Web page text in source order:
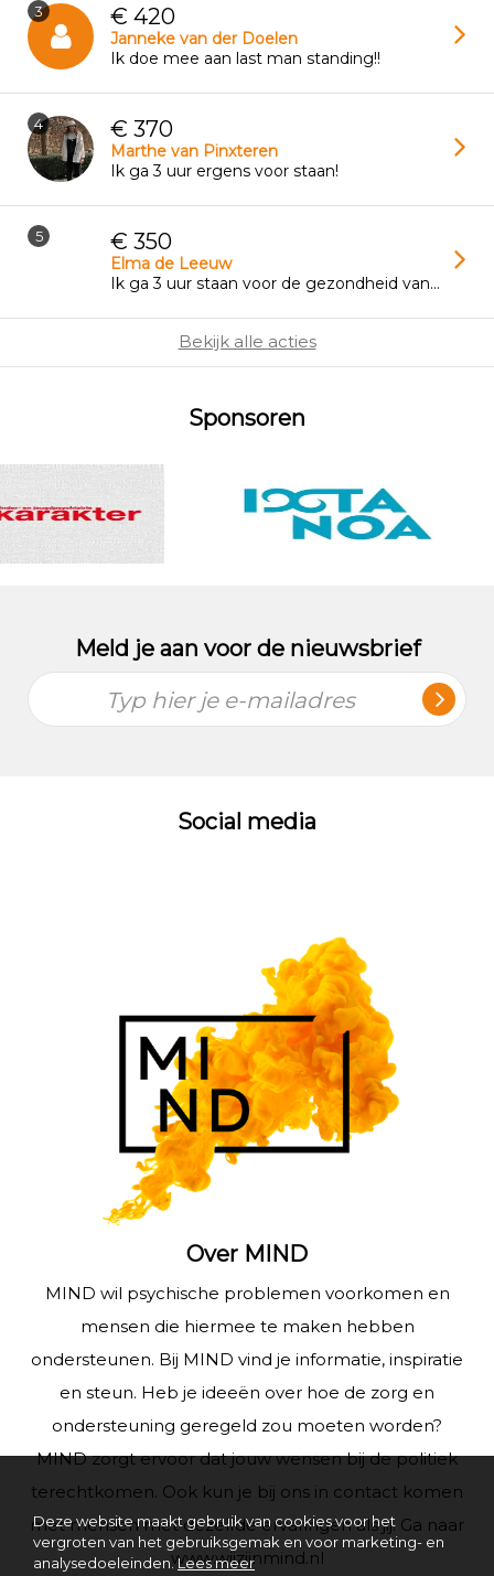
3 € 420
Janneke van der Doelen
Ik doe mee aan last man standing!!
4 € 370
Marthe van Pinxteren
Ik ga 3 uur ergens voor staan!
5 € 350
Elma de Leeuw
Ik ga 3 uur staan voor de gezondheid van
Bekijk alle acties
Sponsoren
Meld je aan voor de nieuwsbrief
Typ hier je e-mailadres
Social media
Over MIND
MIND wil psychische problemen voorkomen en
mensen die hiermee te maken hebben
ondersteunen. Bij MIND vind je informatie, inspiratie
en steun. Heb je ideeën over hoe de zorg en
ondersteuning geregeld zou moeten worden?
MIND zorgt ervoor dat jouw wensen bij de politiek
terechtkomen. Ook kun je bij ons in contact komen
met mensen met dezelfde ervaringen als jij. Ga naar
www.wijzijnmind.nl
Deze website maakt gebruik van cookies voor het
vergroten van het gebruiksgemak en voor marketing- en
analysedoeleinden.Lees meer